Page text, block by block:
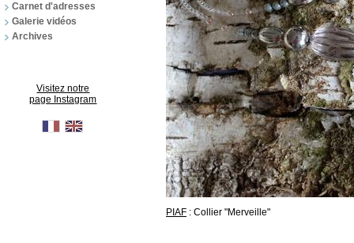
Carnet d'adresses
Galerie vidéos
Archives
Visitez notre
page Instagram
PIAF : Collier "Merveille"